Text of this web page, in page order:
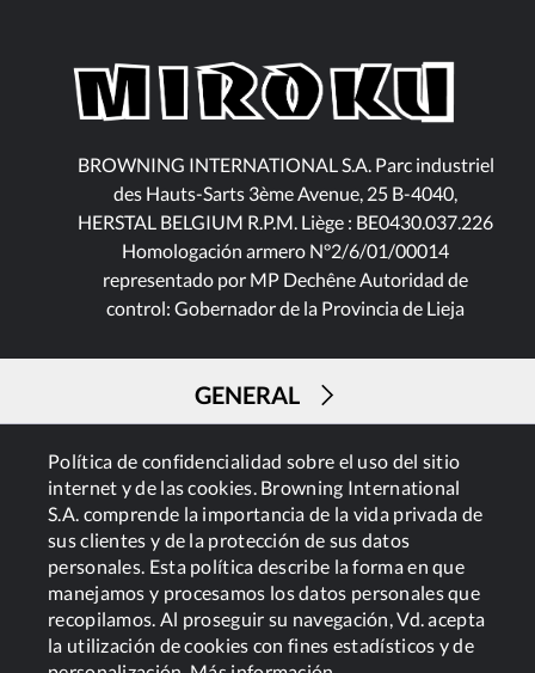
Política de confidencialidad sobre el uso del sitio
internet y de las cookies. Browning International
S.A. comprende la importancia de la vida privada de
sus clientes y de la protección de sus datos
personales. Esta política describe la forma en que
manejamos y procesamos los datos personales que
recopilamos. Al proseguir su navegación, Vd. acepta
la utilización de cookies con fines estadísticos y de
BROWNING INTERNATIONAL S.A. Parc industriel
des Hauts-Sarts 3ème Avenue, 25 B-4040,
HERSTAL BELGIUM R.P.M. Liège : BE0430.037.226
Homologación armero N°2/6/01/00014
representado por MP Dechêne Autoridad de
control: Gobernador de la Provincia de Lieja
GENERAL
SERVICIOS
CookiesPolítica de privacidad